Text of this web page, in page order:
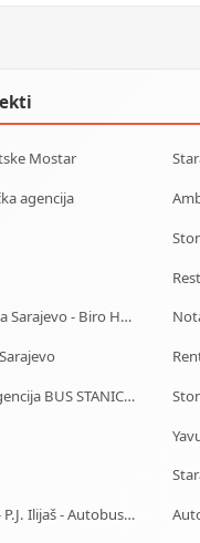
Mostar
agencija
J.U. Služba za zapošljavanje Kantona Sarajevo - Biro Hadžići
Centrotours - Putnička-Turistička Agencija BUS STANICA Sarajevo
Centrotrans-Eurolines dd Sarajevo - P.J. Ilijaš - Autobuska stanica